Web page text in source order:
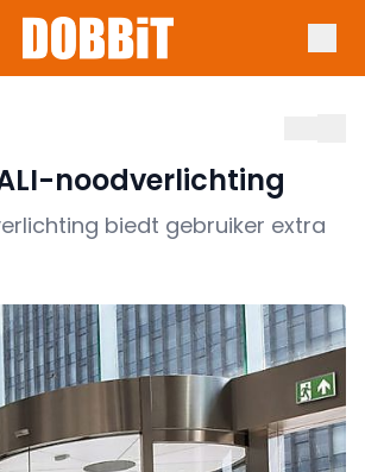
noodverlichting
biedt gebruiker extra